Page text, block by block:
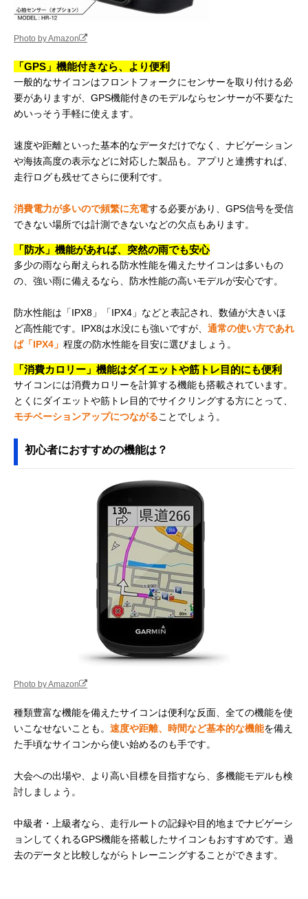
Photo by Amazon
「GPS」機能付きなら、より便利
一般的なサイコンはフロントフォークにセンサーを取り付ける必
要がありますが、GPS機能付きのモデルならセンサーが不要なた
めいっそう手軽に使えます。
速度や距離といった基本的なデータだけでなく、ナビゲーション
や海抜高度の表示などに対応した製品も。アプリと連携すれば、
走行ログも残せてさらに便利です。
消費電力が多いので頻繁に充電する必要があり、GPS信号を受信
できない場所では計測できないなどの欠点もあります。
「防水」機能があれば、突然の雨でも安心
多少の雨なら耐えられる防水性能を備えたサイコンは多いもの
の、強い雨に備えるなら、防水性能の高いモデルが安心です。
防水性能は「IPX8」「IPX4」などと表記され、数値が大きいほ
ど高性能です。IPX8は水没にも強いですが、 通常の使い方であれ
ば「IPX4」 程度の防水性能を目安に選びましょう。
「消費カロリー」機能はダイエットや筋トレ目的にも便利
サイコンには消費カロリーを計算する機能も搭載されています。
とくにダイエットや筋トレ目的でサイクリングする方にとって、
モチベーションアップにつながることでしょう。
初心者におすすめの機能は？
Photo by Amazon
種類豊富な機能を備えたサイコンは便利な反面、全ての機能を使
いこなせないことも。 速度や距離、時間など基本的な機能を備え
た手頃なサイコンから使い始めるのも手です。
大会への出場や、より高い目標を目指すなら、多機能モデルも検
討しましょう。
中級者・上級者なら、走行ルートの記録や目的地までナビゲーシ
ョンしてくれるGPS機能を搭載したサイコンもおすすめです。過
去のデータと比較しながらトレーニングすることができます。